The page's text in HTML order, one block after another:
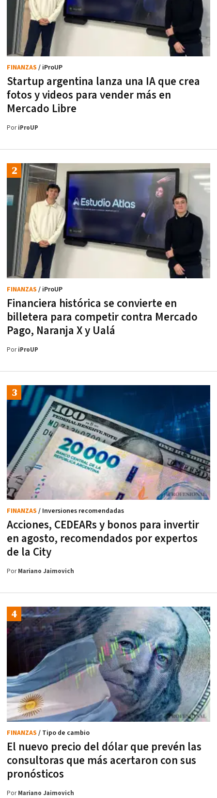
Startup argentina lanza una IA que crea
fotos y videos para vender más en
Mercado Libre
FINANZAS / iProUP
PoriProUP
Financiera histórica se convierte en
billetera para competir contra Mercado
Pago, Naranja X y Ualá
FINANZAS / iProUP
PoriProUP
Acciones, CEDEARs y bonos para invertir
en agosto, recomendados por expertos
de la City
FINANZAS / Inversiones recomendadas
PorMariano Jaimovich
El nuevo precio del dólar que prevén las
consultoras que más acertaron con sus
pronósticos
FINANZAS / Tipo de cambio
PorMariano Jaimovich